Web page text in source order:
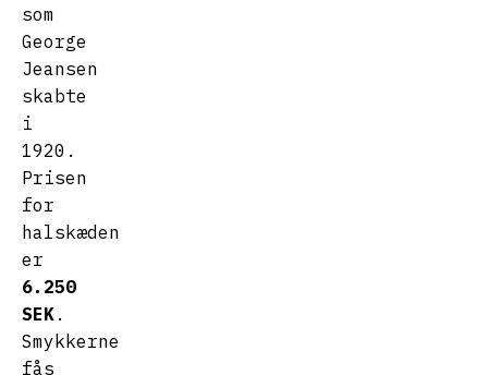
som
George
Jeansen
skabte
i
1920.
Prisen
for
halskæden
er
6.250
SEK .
Smykkerne
fås